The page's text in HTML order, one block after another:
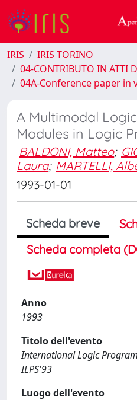
IRIS
IRIS TORINO
04-CONTRIBUTO IN ATTI
04A-Conference paper in
A Multimodal
Modules in Logic
BALDONI, Matteo;
Laura; MARTELLI,
1993-01-01
Scheda breve
Scheda completa
Anno
1993
Titolo dell'evento
International Logic
ILPS'93
Luogo dell'evento